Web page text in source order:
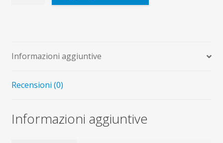
Informazioni aggiuntive
Recensioni (0)
Informazioni aggiuntive